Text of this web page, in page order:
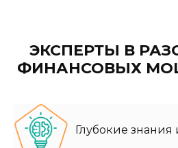
ЭКСПЕРТЫ В
ФИНАНСОВЫХ
Глубокие знания